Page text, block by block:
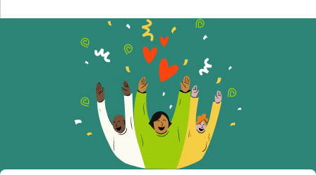
Teile die Spendenaktion
Hilf mit noch mehr Spenden zu sammeln!
Facebook WhatsApp